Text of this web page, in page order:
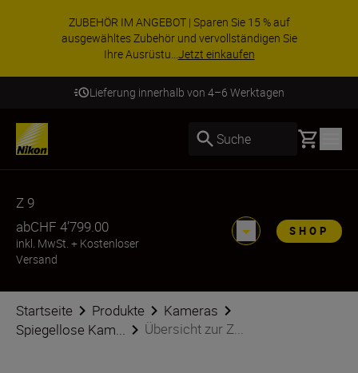
ZUBEHÖR IM ANGEBOT | Sparen Sie 15 % auf
ausgewähltes Zubehör und vervollständigen Sie
Ihre Ausrüstu...Jetzt einkaufen
Lieferung innerhalb von 4–6 Werktagen
Suche Basket
Z 9
abCHF 4’799.00
inkl. MwSt. + Kostenloser
Versand
SHOP
Startseite Produkte
Kameras
Spiegellose Kam...
Übersicht zur Z...